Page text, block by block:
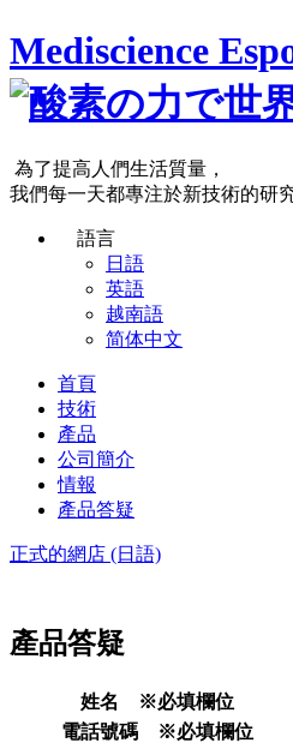
Mediscience
為了提高人們生活質量，
我們每一天都專注於新技術的研
語言
日語
英語
越南語
简体中文
首頁
技術
產品
公司簡介
情報
產品答疑
正式的網店 (日語)
產品答疑
姓名
※必填欄位
電話號碼 ※必填欄位